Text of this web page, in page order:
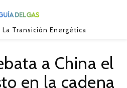
Transición Energética
a China el
en la cadena